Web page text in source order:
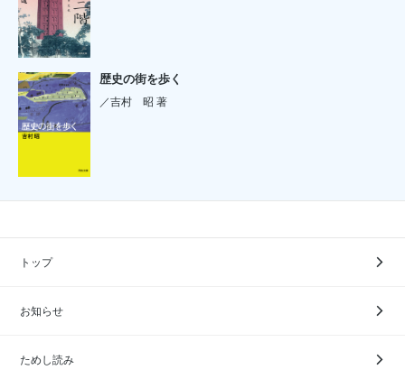
歴史の街を歩く
／吉村 昭 著
トップ
お知らせ
ためし読み